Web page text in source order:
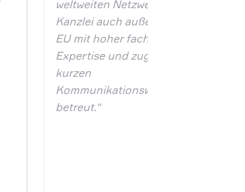
weltweiten Netzwerks der
Kanzlei auch außerhalb der
EU mit hoher fachlicher
Expertise und zugleich
kurzen
Kommunikationswegen
betreut.“